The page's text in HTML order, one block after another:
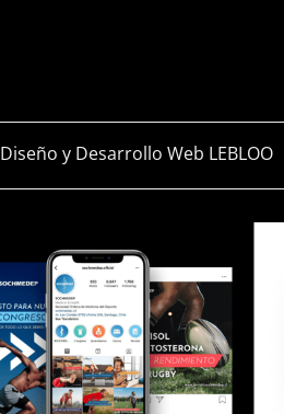
Diseño y Desarrollo Web LEBLOO